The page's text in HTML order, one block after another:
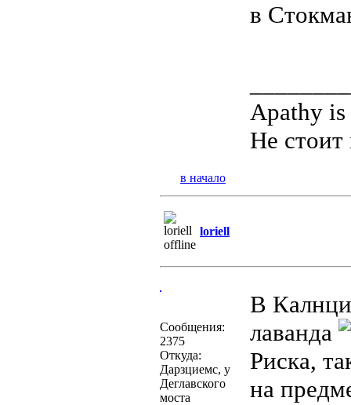
в
Apathy
Не стоит
в начало
loriell
Сообщения:
2375
Откуда:
Дарзциемс, у
Деглавского
моста
В
лаванда
Риска,
на